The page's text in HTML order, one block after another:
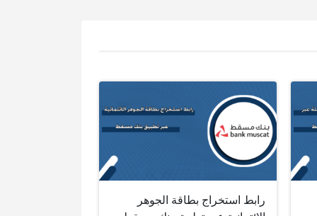
رابط استخراج بطاقة الجوهر